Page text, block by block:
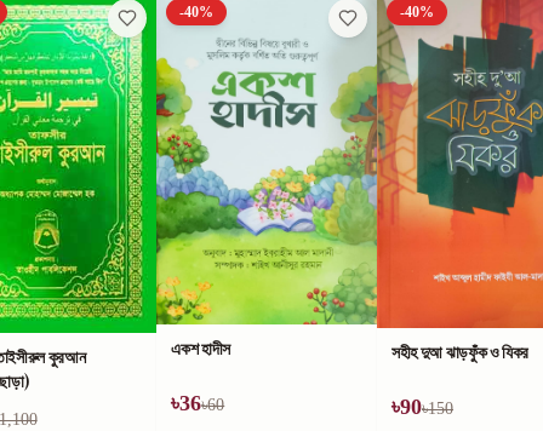
কুরআন
-40%
একশ হাদীস
৳36৳60
-40%
সহীহ দুআ ঝাড়ফুঁক ও যিকর
৳90৳150